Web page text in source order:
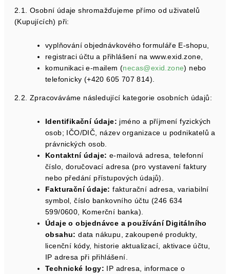
2.1. Osobní údaje shromažďujeme přímo od uživatelů
(Kupujících) při:
vyplňování objednávkového formuláře E-shopu,
registraci účtu a přihlášení na www.exid.zone,
komunikaci e-mailem (necas@exid.zone) nebo
telefonicky (+420 605 707 814).
2.2. Zpracováváme následující kategorie osobních údajů:
Identifikační údaje: jméno a příjmení fyzických
osob; IČO/DIČ, název organizace u podnikatelů a
právnických osob.
Kontaktní údaje: e-mailová adresa, telefonní
číslo, doručovací adresa (pro vystavení faktury
nebo předání přístupových údajů).
Fakturační údaje: fakturační adresa, variabilní
symbol, číslo bankovního účtu (246 634
599/0600, Komerční banka).
Údaje o objednávce a používání Digitálního
obsahu: data nákupu, zakoupené produkty,
licenční kódy, historie aktualizací, aktivace účtu,
IP adresa při přihlášení.
Technické logy: IP adresa, informace o